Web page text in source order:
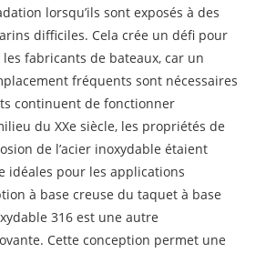
lorsqu’ils sont exposés à des
difficiles. Cela crée un défi pour
fabricants de bateaux, car un
fréquents sont nécessaires
continuent de fonctionner
du XXe siècle, les propriétés de
de l’acier inoxydable étaient
idéales pour les applications
à base creuse du taquet à base
316 est une autre
Cette conception permet une